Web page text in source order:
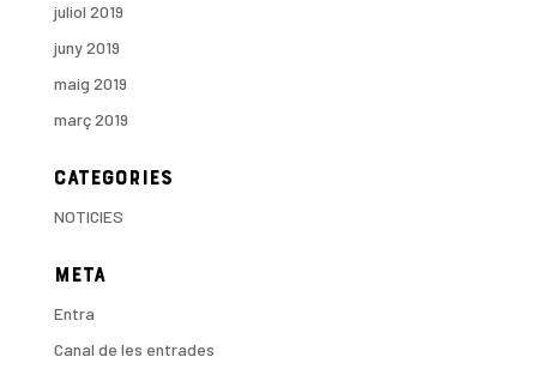
juliol 2019
juny 2019
maig 2019
març 2019
Categories
NOTICIES
Meta
Entra
Canal de les entrades